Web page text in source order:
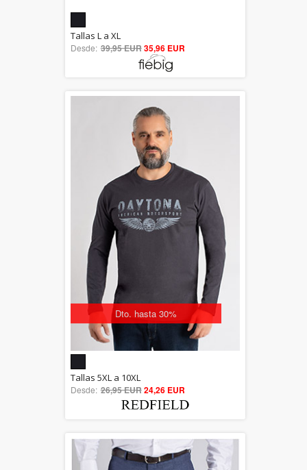
out of 5
Tallas L a XL
Desde: 39,95 EUR35,96 EUR
Dto. hasta 30%
5.00
out of 5
Tallas 5XL a 10XL
Desde: 26,95 EUR24,26 EUR